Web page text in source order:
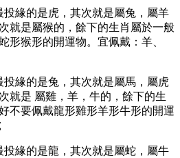
投緣的是虎，其次就是屬兔，屬羊
就是屬猴的，餘下的生肖屬於一般
形猴形的開運物。宜佩戴：羊、
投緣的是兔，其次就是屬⾺，屬⻁
就是 屬雞，⽺，⽜的，餘下的⽣
不要佩戴⿓形雞形⽺形⽜形的開運
投緣的是⿓，其次就是屬蛇，屬⽜